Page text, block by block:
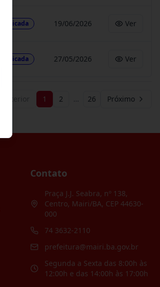
Publicada 19/06/2026 Ver
Publicada 27/05/2026 Ver
1 2 … 26 Próximo
Contato
Praça J.J. Seabra, nº 138,
Centro, Mairi/BA, CEP 44630-
000
74 3632-2110
prefeitura@mairi.ba.gov.br
Segunda a Sexta das 8:00h às
12:00h e das 14:00h às 17:00h